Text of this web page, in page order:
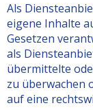
Als
eigene Inhalte
Gesetzen
als
übermittelte
zu überwachen
auf eine